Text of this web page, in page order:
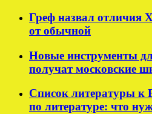
Греф назвал отличия
от обычной
Новые инструменты
получат московские
Список литературы к
по литературе: что